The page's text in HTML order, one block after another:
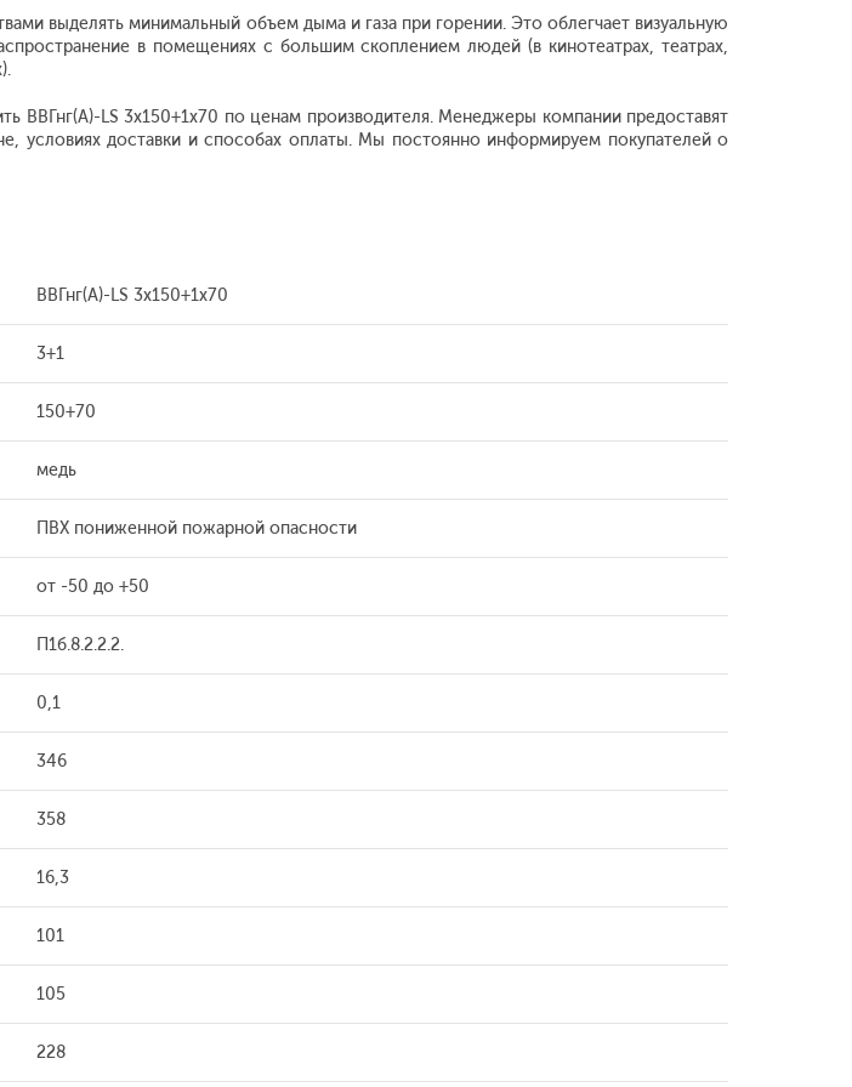
выделять минимальный объем дыма и газа при горении. Это облегчает визуальную
в помещениях с большим скоплением людей (в кинотеатрах, театрах,
ВВГнг(А)-LS 3x150+1x70 по ценам производителя. Менеджеры компании предоставят
условиях доставки и способах оплаты. Мы постоянно информируем покупателей о
ВВГнг(А)-LS 3x150+1x70
3+1
150+70
медь
ПВХ пониженной пожарной опасности
от -50 до +50
П1б.8.2.2.2.
0,1
346
358
16,3
101
105
228